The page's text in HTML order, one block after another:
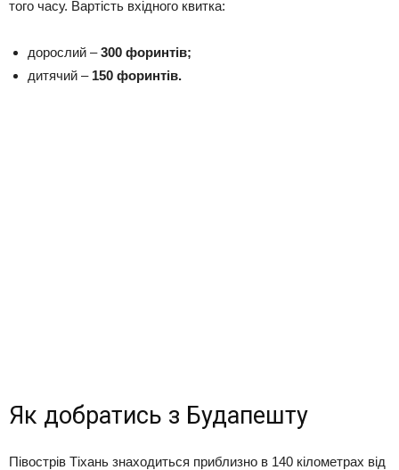
того часу. Вартість вхідного квитка:
дорослий –300 форинтів;
дитячий – 150 форинтів.
Як добратись з Будапешту
Півострів Тіхань знаходиться приблизно в 140 кілометрах від